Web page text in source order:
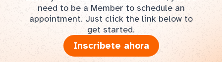
need to be a Member to schedule an
appointment. Just click the link below to
get started.
Inscríbete ahora